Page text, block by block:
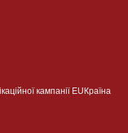
кампанії EUКраїна